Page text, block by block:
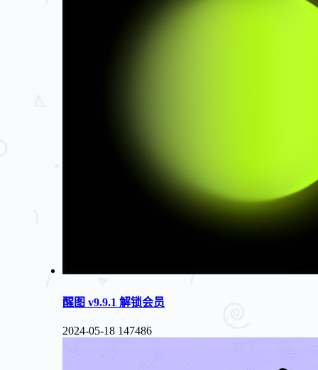
醒图 v9.9.1 解锁会员
2024-05-18 147486